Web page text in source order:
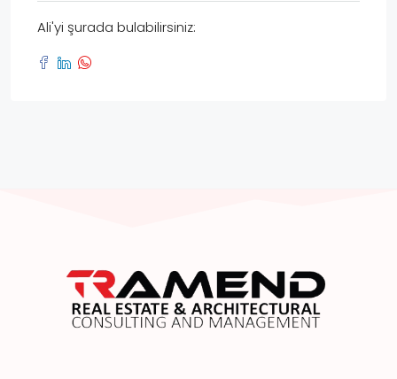
Ali'yi şurada bulabilirsiniz: